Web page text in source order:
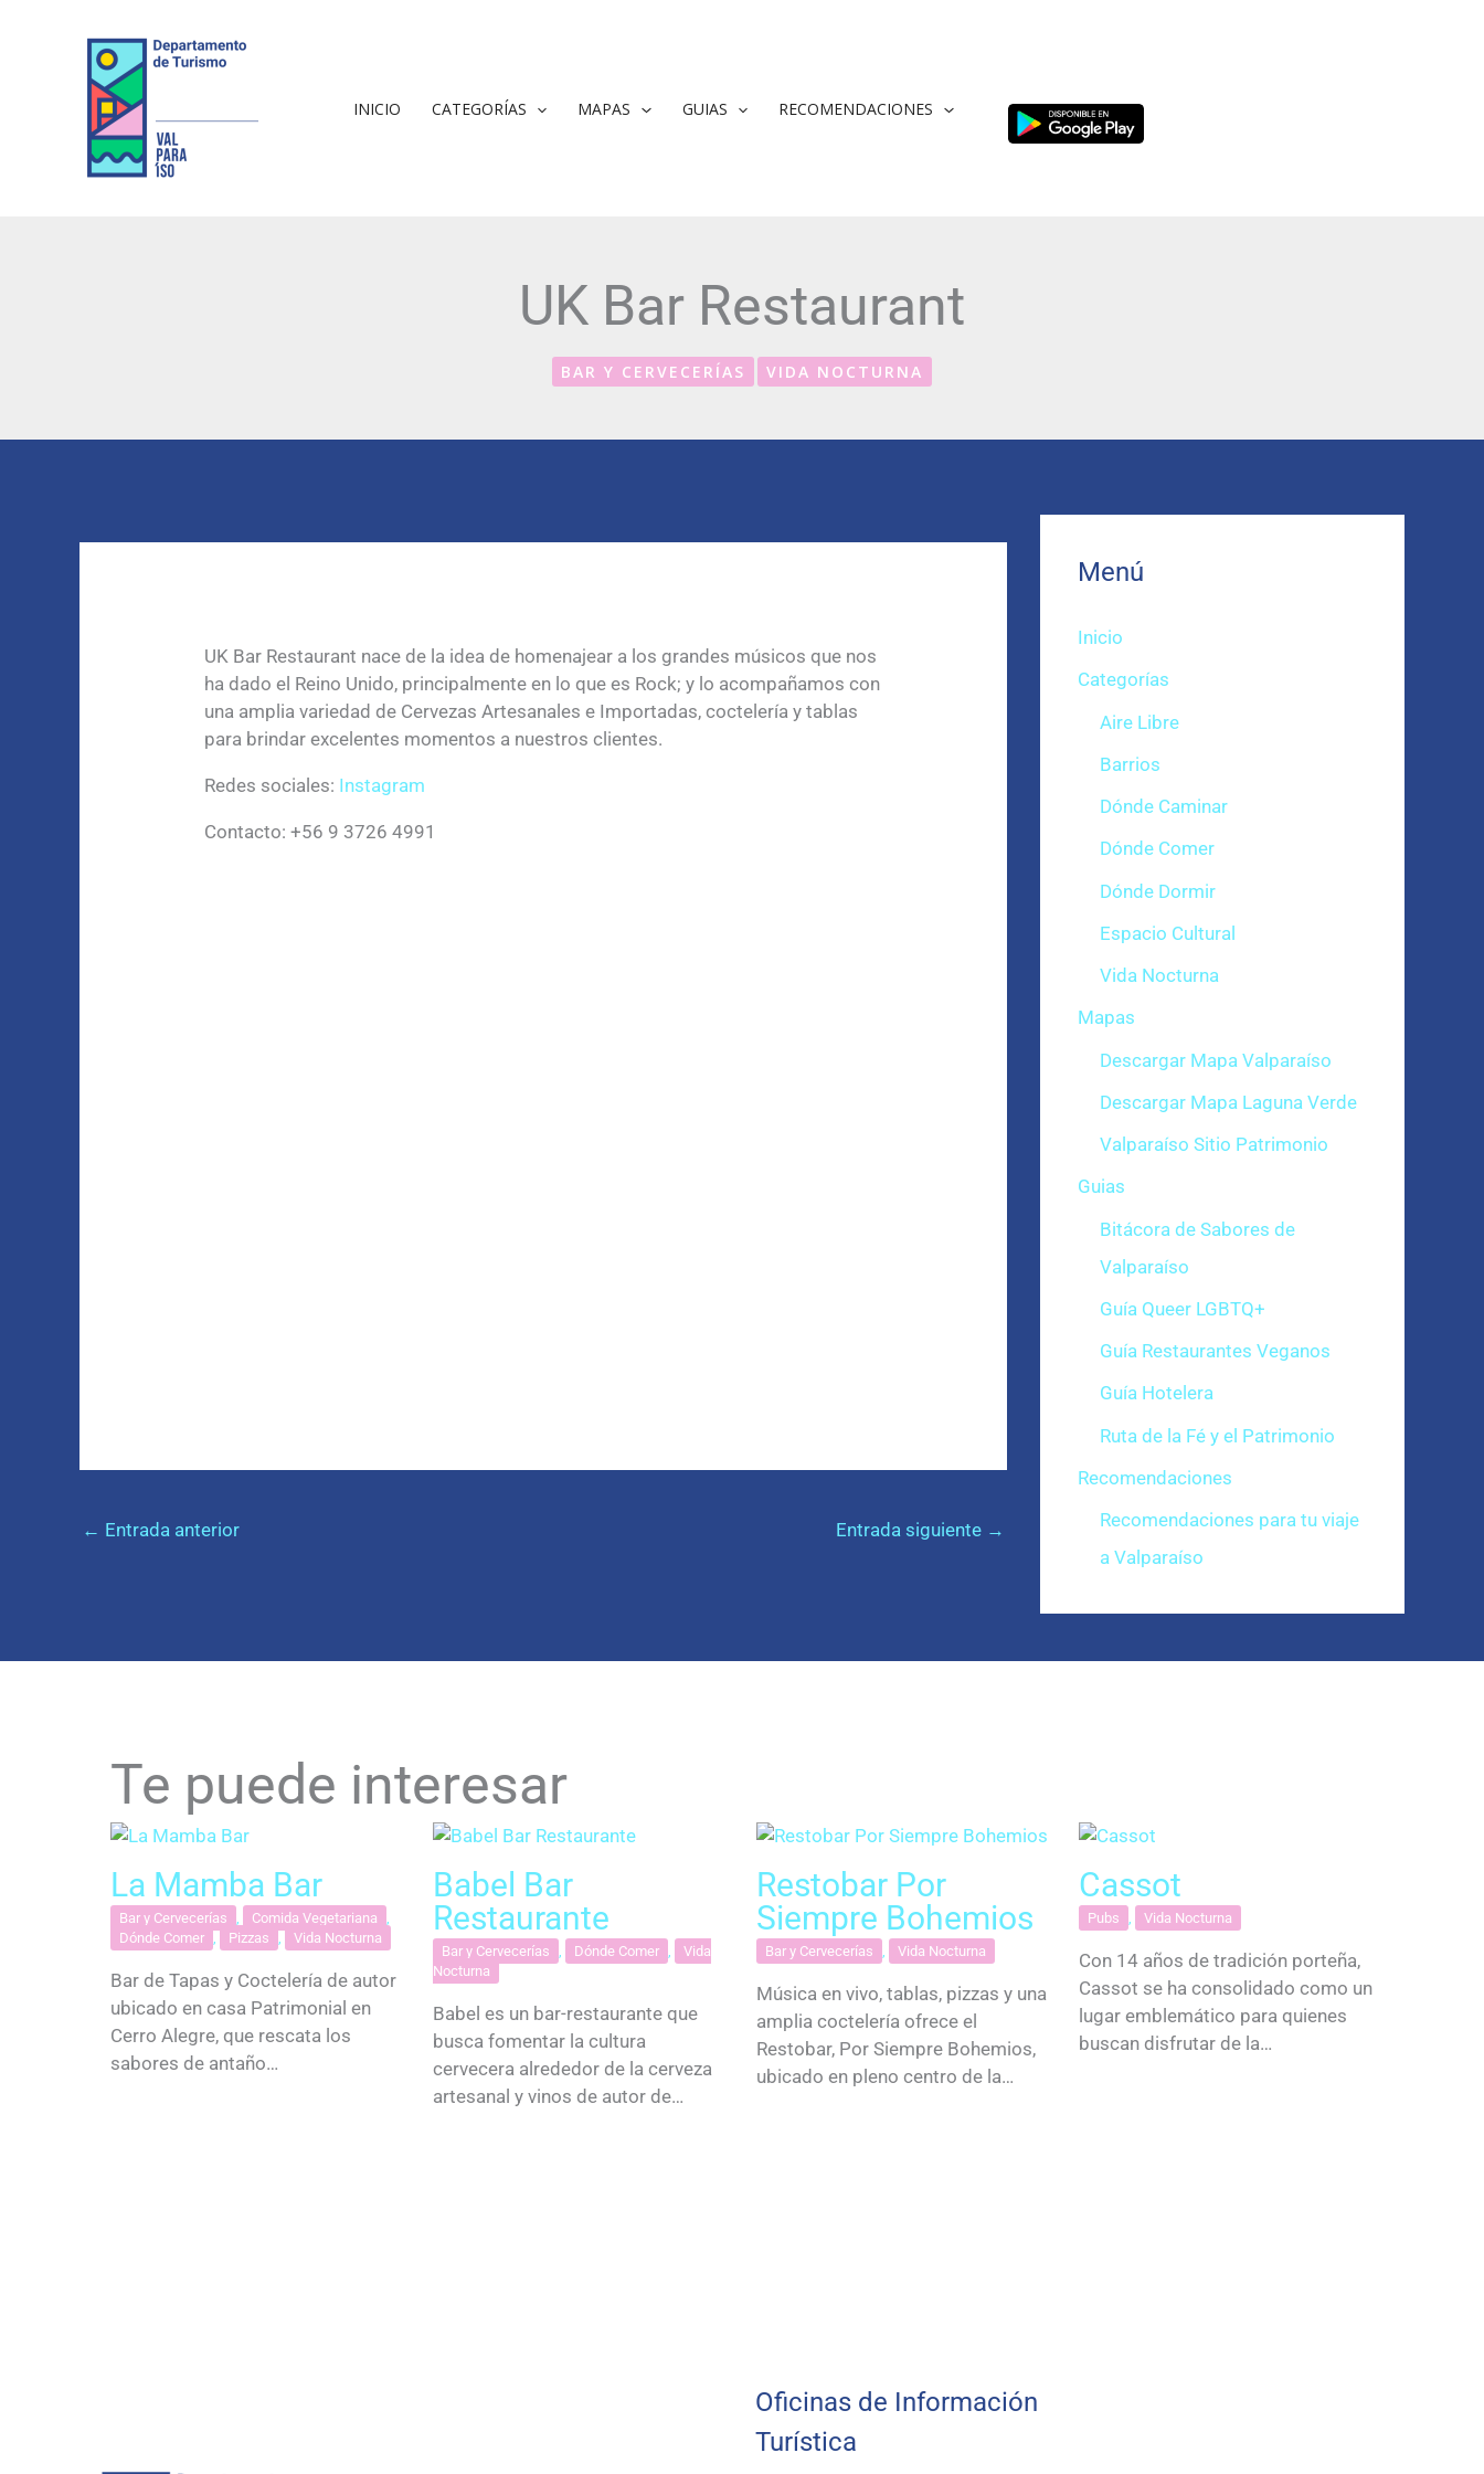
INICIO CATEGORÍAS MAPAS GUIAS RECOMENDACIONES
UK Bar Restaurant
BAR Y CERVECERÍAS VIDA NOCTURNA
UK Bar Restaurant nace de la idea de homenajear a los grandes músicos que nos
ha dado el Reino Unido, principalmente en lo que es Rock; y lo acompañamos con
una amplia variedad de Cervezas Artesanales e Importadas, coctelería y tablas
para brindar excelentes momentos a nuestros clientes.
Redes sociales: Instagram
Contacto: +56 9 3726 4991
← Entrada anterior Entrada siguiente →
Menú
Inicio
Categorías
Aire Libre
Barrios
Dónde Caminar
Dónde Comer
Dónde Dormir
Espacio Cultural
Vida Nocturna
Mapas
Descargar Mapa Valparaíso
Descargar Mapa Laguna Verde
Valparaíso Sitio Patrimonio
Guias
Bitácora de Sabores de
Valparaíso
Guía Queer LGBTQ+
Guía Restaurantes Veganos
Guía Hotelera
Ruta de la Fé y el Patrimonio
Recomendaciones
Recomendaciones para tu viaje
a Valparaíso
Te puede interesar
La Mamba Bar
Bar y Cervecerías , Comida Vegetariana ,
Dónde Comer , Pizzas , Vida Nocturna
Bar de Tapas y Coctelería de autor
ubicado en casa Patrimonial en
Cerro Alegre, que rescata los
sabores de antaño…
Babel Bar
Restaurante
Bar y Cervecerías , Dónde Comer ,
Vida
Nocturna
Babel es un bar-restaurante que
busca fomentar la cultura
cervecera alrededor de la cerveza
artesanal y vinos de autor de…
Restobar Por
Siempre Bohemios
Bar y Cervecerías , Vida Nocturna
Música en vivo, tablas, pizzas y una
amplia coctelería ofrece el
Restobar, Por Siempre Bohemios,
ubicado en pleno centro de la…
Cassot
Pubs , Vida Nocturna
Con 14 años de tradición porteña,
Cassot se ha consolidado como un
lugar emblemático para quienes
buscan disfrutar de la…
Oficinas de Información
Turística